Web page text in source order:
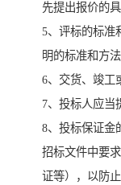
先提出报价的
5、评标的标准
明的标准和方
6、交货、竣工
7、投标人应当
8、投标保证金
招标文件中要
证等），以防